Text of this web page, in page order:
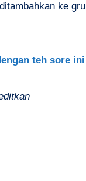
ke
teh sore ini